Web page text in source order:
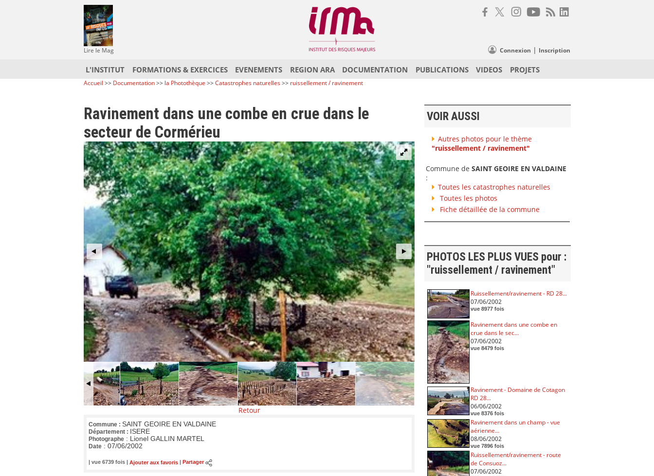
Lire le Mag Connexion | Inscription
L'INSTITUT FORMATIONS & EXERCICES EVENEMENTS REGION ARA DOCUMENTATION PUBLICATIONS VIDEOS PROJETS
Accueil >> Documentation>> la Photothèque >>Catastrophes naturelles>> ruissellement / ravinement
Ravinement dans une combe en crue dans le
secteur de Cormérieu
Retour
Commune : SAINT GEOIRE EN VALDAINE
Département : ISERE
Photographe : Lionel GALLIN MARTEL
Date : 07/06/2002
| vue 6739 fois | Ajouter aux favoris Partager
VOIR AUSSI
Autres photos pour le thème
"ruissellement / ravinement"
Commune de SAINT GEOIRE EN VALDAINE
:
Toutes les catastrophes naturelles
Toutes les photos
Fiche détaillée de la commune
PHOTOS LES PLUS VUES pour :
"ruissellement / ravinement"
Ruissellement/ravinement - RD 28...
07/06/2002
vue 8977 fois
Ravinement dans une combe en
crue dans le sec...
07/06/2002
vue 8479 fois
Ravinement - Domaine de Cotagon
RD 28...
06/06/2002
vue 8376 fois
Ravinement dans un champ - vue
aérienne...
08/06/2002
vue 7896 fois
Ruissellement/ravinement - route
de Consuoz...
07/06/2002